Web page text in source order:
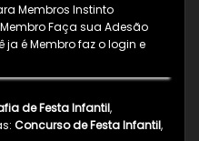
Membros Instinto
Faça sua Adesão
ja é Membro faz o login e
de Festa Infantil,
Concurso de Festa Infantil,